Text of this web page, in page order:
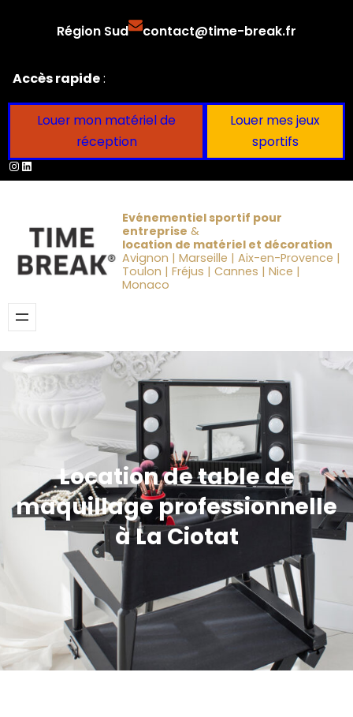
Région Sud contact@time-break.fr
Accès rapide:
Louer mon matériel de
réception
Louer mes jeux
sportifs
Instagram
LinkedIn
Evénementiel sportif pour
entreprise &
location de matériel et décoration
Avignon | Marseille | Aix-en-Provence |
Toulon | Fréjus | Cannes | Nice |
Monaco
Location de table de
maquillage professionnelle
à La Ciotat